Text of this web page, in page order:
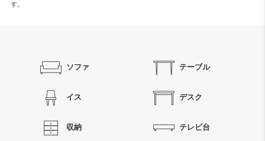
す。
ソファ テーブル
イス デスク
収納 テレビ台